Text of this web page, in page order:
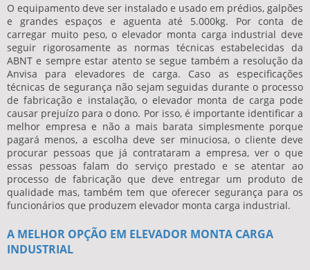
O equipamento deve ser instalado e usado em prédios, galpões
e grandes espaços e aguenta até 5.000kg. Por conta de
carregar muito peso, o elevador monta carga industrial deve
seguir rigorosamente as normas técnicas estabelecidas da
ABNT e sempre estar atento se segue também a resolução da
Anvisa para elevadores de carga. Caso as especificações
técnicas de segurança não sejam seguidas durante o processo
de fabricação e instalação, o elevador monta de carga pode
causar prejuízo para o dono. Por isso, é importante identificar a
melhor empresa e não a mais barata simplesmente porque
pagará menos, a escolha deve ser minuciosa, o cliente deve
procurar pessoas que já contrataram a empresa, ver o que
essas pessoas falam do serviço prestado e se atentar ao
processo de fabricação que deve entregar um produto de
qualidade mas, também tem que oferecer segurança para os
funcionários que produzem elevador monta carga industrial.
A MELHOR OPÇÃO EM ELEVADOR MONTA CARGA
INDUSTRIAL